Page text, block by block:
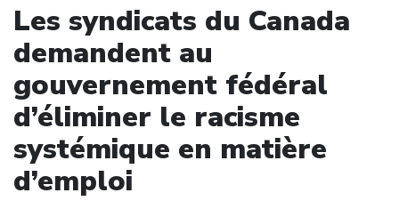
Les syndicats du Canada
demandent au
gouvernement fédéral
d’éliminer le racisme
systémique en matière
d’emploi